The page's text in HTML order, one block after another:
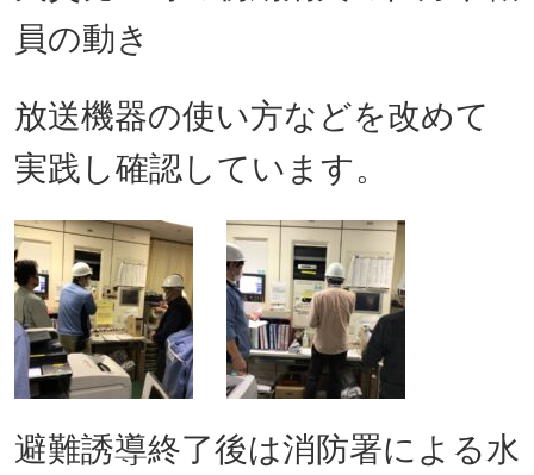
員の動き
放送機器の使い方などを改めて
実践し確認しています。
避難誘導終了後は消防署による水